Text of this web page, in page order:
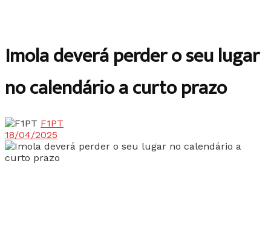
Imola deverá perder o seu lugar
no calendário a curto prazo
F1PT
18/04/2025